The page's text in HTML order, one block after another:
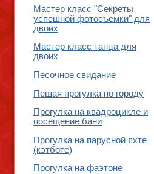
Мастер класс "Секреты
успешной фотосъемки" для
двоих
Мастер класс танца для
двоих
Песочное свидание
Пешая прогулка по городу
Прогулка на квадроцикле и
посещение бани
Прогулка на парусной яхте
(кэтботе)
Прогулка на фаэтоне